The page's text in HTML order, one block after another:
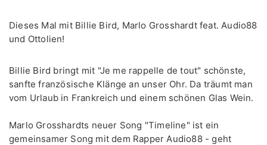
Dieses Mal mit Billie Bird, Marlo Grosshardt feat. Audio88
und Ottolien!
Billie Bird bringt mit "Je me rappelle de tout" schönste,
sanfte französische Klänge an unser Ohr. Da träumt man
vom Urlaub in Frankreich und einem schönen Glas Wein.
Marlo Grosshardts neuer Song "Timeline" ist ein
gemeinsamer Song mit dem Rapper Audio88 - geht